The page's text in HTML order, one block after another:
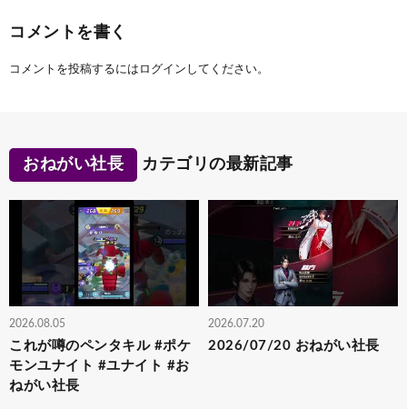
コメントを書く
コメントを投稿するには ログイン してください。
おねがい社長 カテゴリの最新記事
2026.08.05
これが噂のペンタキル #ポケ
モンユナイト #ユナイト #お
ねがい社長
2026.07.20
2026/07/20 おねがい社長